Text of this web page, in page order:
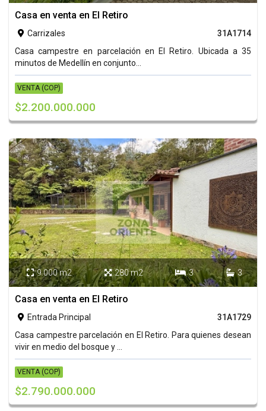
Casa en venta en El Retiro
 Carrizales
31A1714
Casa campestre en parcelación en El Retiro. Ubicada a 35
minutos de Medellín en conjunto...
VENTA (COP)
$2.200.000.000
 9.000 m2  280 m2  3  3
Casa en venta en El Retiro
 Entrada Principal
31A1729
Casa campestre parcelación en El Retiro. Para quienes desean
vivir en medio del bosque y ...
VENTA (COP)
$2.790.000.000